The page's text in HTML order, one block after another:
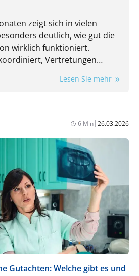
zeigt sich in vielen
deutlich, wie gut die
wirklich funktioniert.
Vertretungen
werden. Gerade dann wird
Lesen Sie mehr
6 Min|26.03.2026
Gutachten: Welche gibt es und